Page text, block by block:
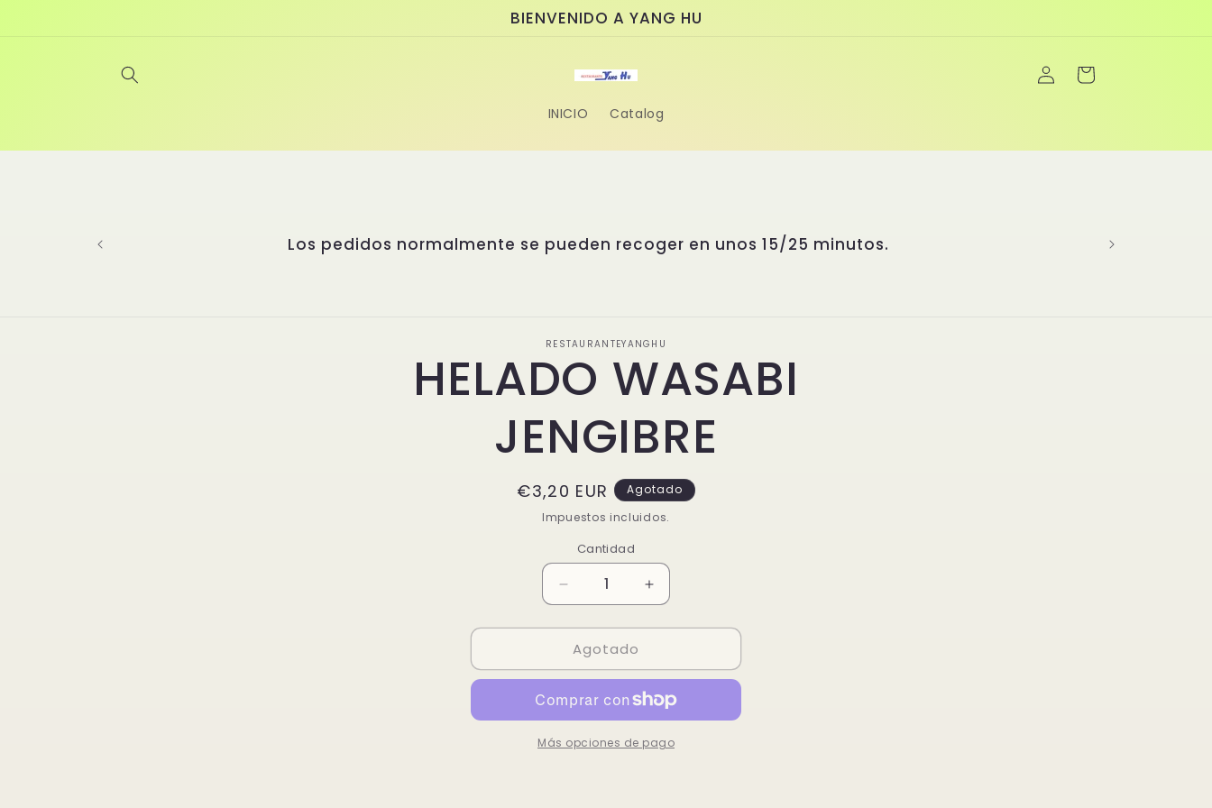
BIENVENIDO A YANG HU
INICIO Catalog
Iniciar
sesión
Carrito
Los pedidos normalmente se pueden recoger en unos 15/25 minutos.
información
del producto
RESTAURANTEYANGHU
HELADO WASABI
JENGIBRE
Precio
habitual
€3,20 EUR
Agotado
Impuestos incluidos.
Cantidad
Reducir
cantidad
para
HELADO
WASABI
Aumentar
cantidad
para
WASABI
Agotado
Más opciones de pago